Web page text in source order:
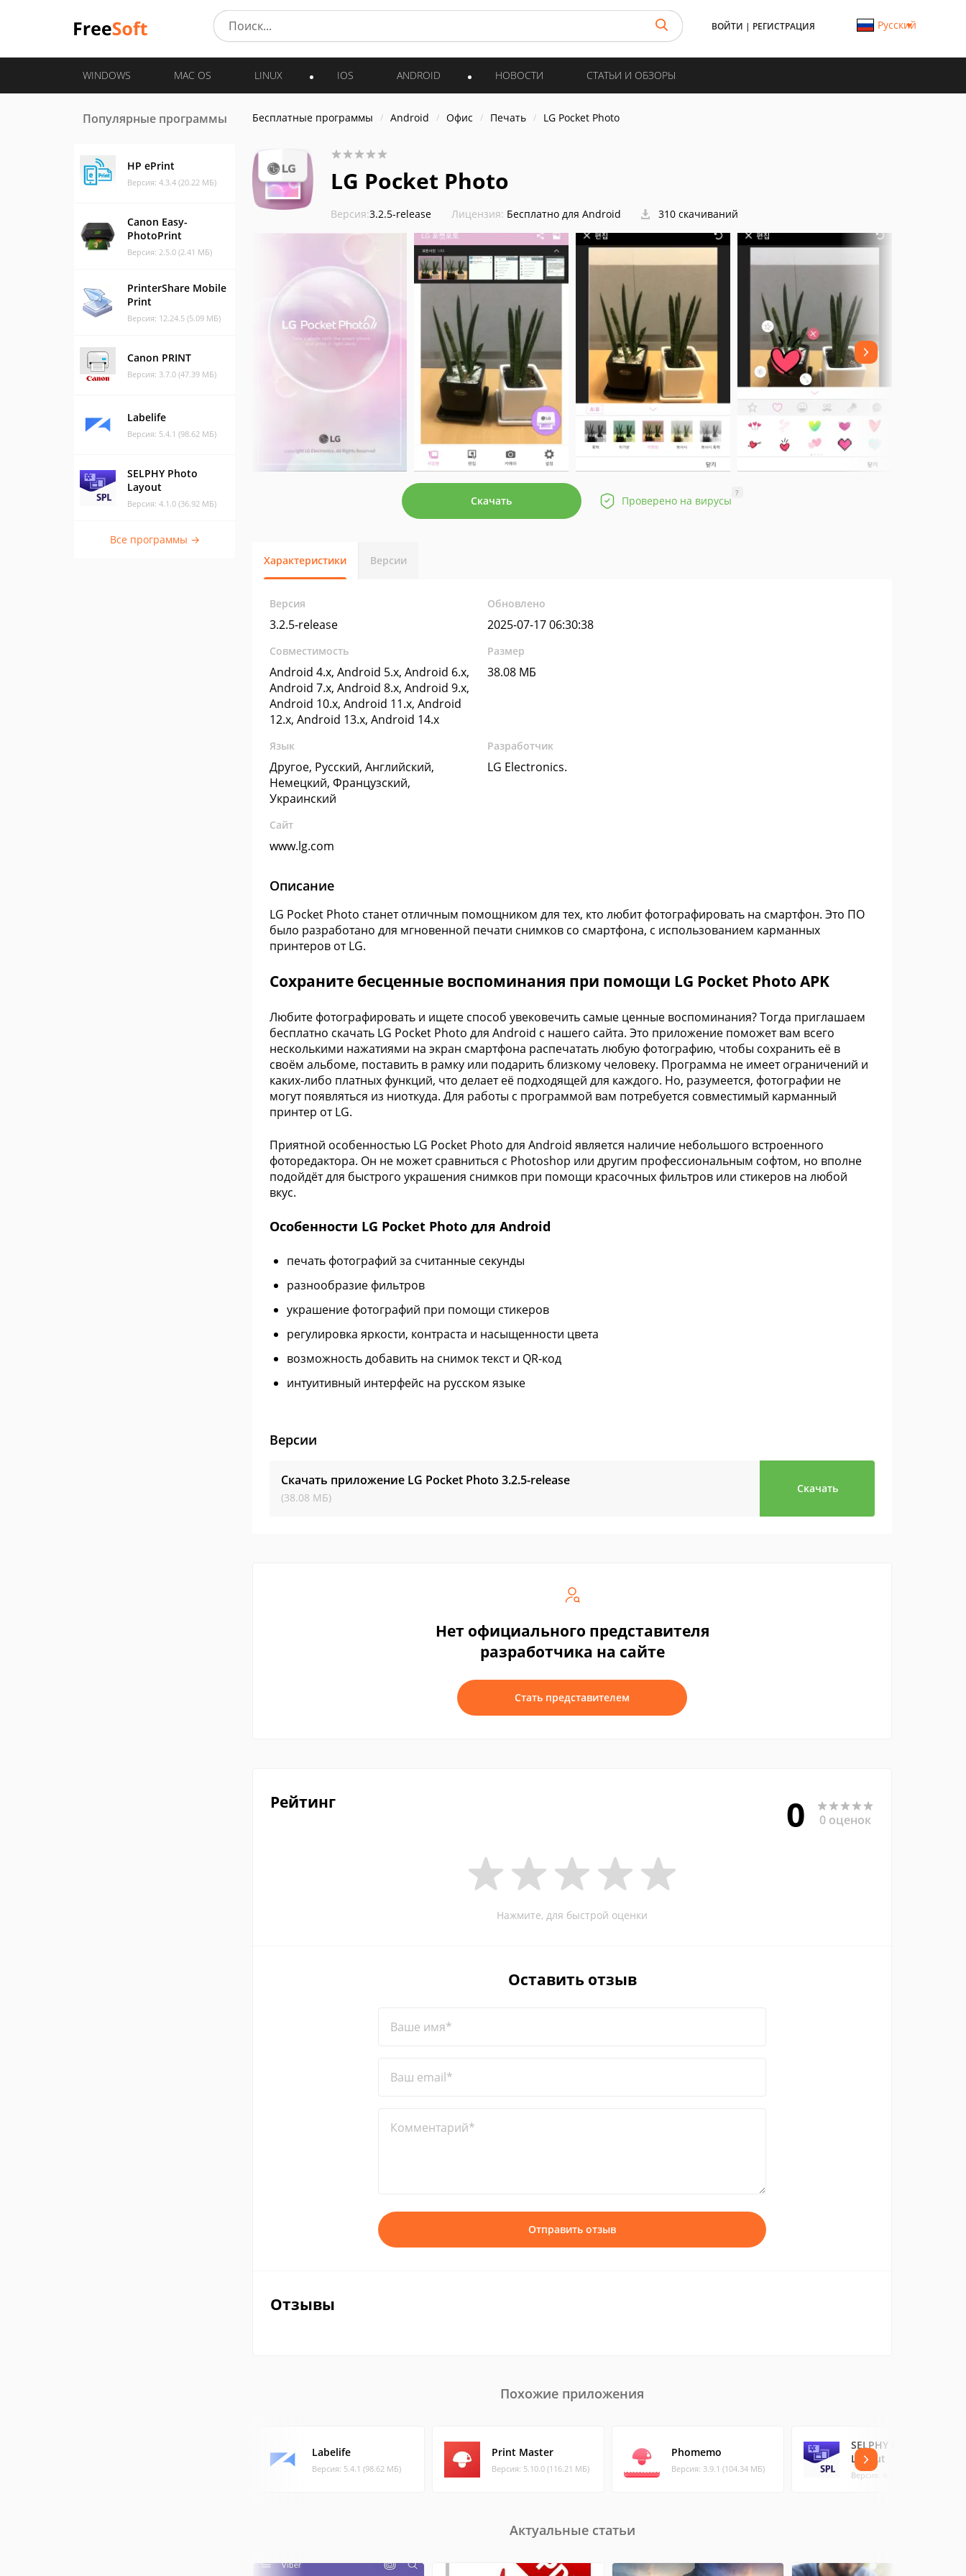
ВОЙТИ | РЕГИСТРАЦИЯ Русский
WINDOWS MAC OS LINUX IOS ANDROID НОВОСТИ СТАТЬИ И ОБЗОРЫ
Популярные программы
HP ePrint
Версия: 4.3.4 (20.22 МБ)
Canon Easy-
PhotoPrint
Версия: 2.5.0 (2.41 МБ)
PrinterShare Mobile
Print
Версия: 12.24.5 (5.09 МБ)
Canon PRINT
Версия: 3.7.0 (47.39 МБ)
Labelife
Версия: 5.4.1 (98.62 МБ)
SELPHY Photo
Layout
Версия: 4.1.0 (36.92 МБ)
Все программы →
Бесплатные программы Android Офис Печать LG Pocket Photo
LG Pocket Photo
Версия:3.2.5-release Лицензия: Бесплатно для Android 310 скачиваний
Скачать Проверено на вирусы
?
Характеристики Версии
Версия
3.2.5-release
Обновлено
2025-07-17 06:30:38
Совместимость
Android 4.x, Android 5.x, Android 6.x,
Android 7.x, Android 8.x, Android 9.x,
Android 10.x, Android 11.x, Android
12.x, Android 13.x, Android 14.x
Размер
38.08 МБ
Язык
Другое, Русский, Английский,
Немецкий, Французский,
Украинский
Разработчик
LG Electronics.
Сайт
www.lg.com
Описание
LG Pocket Photo станет отличным помощником для тех, кто любит фотографировать на смартфон. Это ПО
было разработано для мгновенной печати снимков со смартфона, с использованием карманных
принтеров от LG.
Сохраните бесценные воспоминания при помощи LG Pocket Photo APK
Любите фотографировать и ищете способ увековечить самые ценные воспоминания? Тогда приглашаем
бесплатно скачать LG Pocket Photo для Android с нашего сайта. Это приложение поможет вам всего
несколькими нажатиями на экран смартфона распечатать любую фотографию, чтобы сохранить её в
своём альбоме, поставить в рамку или подарить близкому человеку. Программа не имеет ограничений и
каких-либо платных функций, что делает её подходящей для каждого. Но, разумеется, фотографии не
могут появляться из ниоткуда. Для работы с программой вам потребуется совместимый карманный
принтер от LG.
Приятной особенностью LG Pocket Photo для Android является наличие небольшого встроенного
фоторедактора. Он не может сравниться с Photoshop или другим профессиональным софтом, но вполне
подойдёт для быстрого украшения снимков при помощи красочных фильтров или стикеров на любой
вкус.
Особенности LG Pocket Photo для Android
печать фотографий за считанные секунды
разнообразие фильтров
украшение фотографий при помощи стикеров
регулировка яркости, контраста и насыщенности цвета
возможность добавить на снимок текст и QR-код
интуитивный интерфейс на русском языке
Версии
Скачать приложение LG Pocket Photo 3.2.5-release
(38.08 МБ)
Скачать
Нет официального представителя
разработчика на сайте
Стать представителем
Рейтинг 0 0 оценок
Нажмите, для быстрой оценки
Оставить отзыв
Ваше имя*
Ваш email*
Комментарий*
Отправить отзыв
Отзывы
Похожие приложения
Labelife
Версия: 5.4.1 (98.62 МБ)
Print Master
Версия: 5.10.0 (116.21 МБ)
Phomemo
Версия: 3.9.1 (104.34 МБ)
SELPHY Photo
Layout
Версия: 4.1.0 (36.92 МБ)
Актуальные статьи